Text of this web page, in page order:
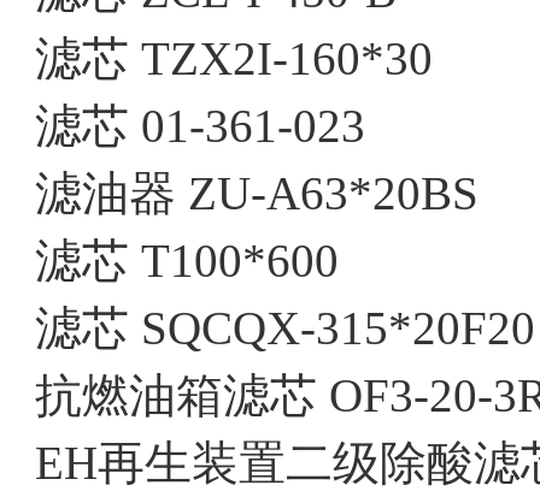
滤芯 TZX2I-160*30
滤芯 01-361-023
滤油器 ZU-A63*20BS
滤芯 T100*600
滤芯 SQCQX-315*20F20
抗燃油箱滤芯 OF3-20-
EH再生装置二级除酸滤